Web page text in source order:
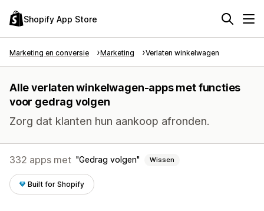
Shopify App Store
Marketing en conversie Marketing Verlaten winkelwagen
Alle verlaten winkelwagen-apps met functies
voor gedrag volgen
Zorg dat klanten hun aankoop afronden.
332 apps met Gedrag volgen Wissen
Built for Shopify